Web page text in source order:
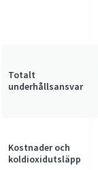
Totalt
underhållsansvar
Kostnader och
koldioxidutsläpp